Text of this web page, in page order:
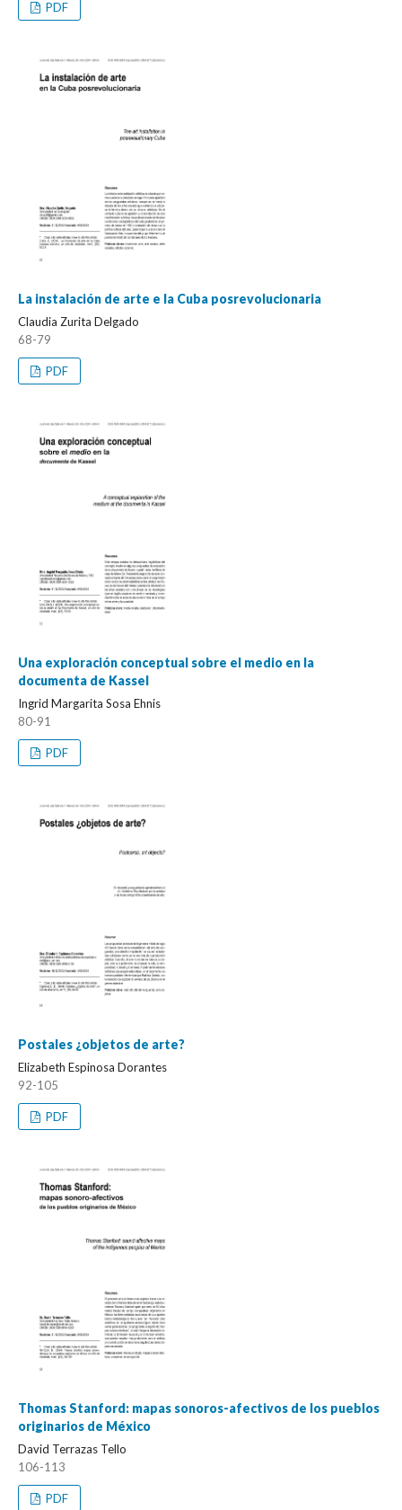
PDF
La instalación de arte e la Cuba posrevolucionaria
Claudia Zurita Delgado
68-79
PDF
Una exploración conceptual sobre el medio en la
documenta de Kassel
Ingrid Margarita Sosa Ehnis
80-91
PDF
Postales ¿objetos de arte?
Elizabeth Espinosa Dorantes
92-105
PDF
Thomas Stanford: mapas sonoros-afectivos de los pueblos
originarios de México
David Terrazas Tello
106-113
PDF